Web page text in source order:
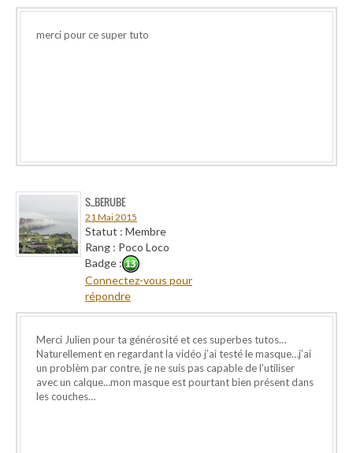
merci pour ce super tuto
S_BERUBE
21 Mai 2015
Statut : Membre
Rang : Poco Loco
Badge :
Connectez-vous pour
répondre
Merci Julien pour ta générosité et ces superbes tutos…
Naturellement en regardant la vidéo j’ai testé le masque…j’ai
un problèm par contre, je ne suis pas capable de l’utiliser
avec un calque…mon masque est pourtant bien présent dans
les couches…